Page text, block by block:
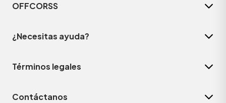
OFFCORSS
¿Necesitas ayuda?
Términos legales
Contáctanos